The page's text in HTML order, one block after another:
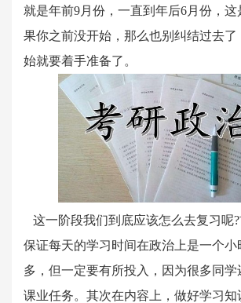
就是年前9月份，一直到年后6月份，
果你之前没开始，那么也别纠结过去
始就要着手准备了。
这一阶段我们到底应该怎么去复习呢?
保证每天的学习时间在政治上是一个小
多，但一定要有所投入，因为很多同
课业任务。其次在内容上，做好学习知